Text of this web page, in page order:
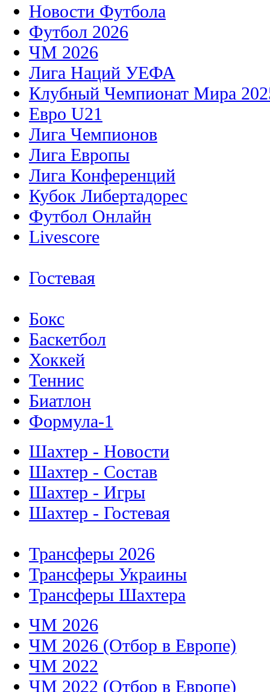
Новости Футбола
Футбол 2026
ЧМ 2026
Лига Наций УЕФА
Клубный Чемпионат Мира
Евро U21
Лига Чемпионов
Лига Европы
Лига Конференций
Кубок Либертадорес
Футбол Онлайн
Livescore
Гостевая
Бокс
Баскетбол
Хоккей
Теннис
Биатлон
Формула-1
Шахтер - Новости
Шахтер - Состав
Шахтер - Игры
Шахтер - Гостевая
Трансферы 2026
Трансферы Украины
Трансферы Шахтера
ЧМ 2026
ЧМ 2026 (Отбор в Европе)
ЧМ 2022
ЧМ 2022 (Отбор в Европе)